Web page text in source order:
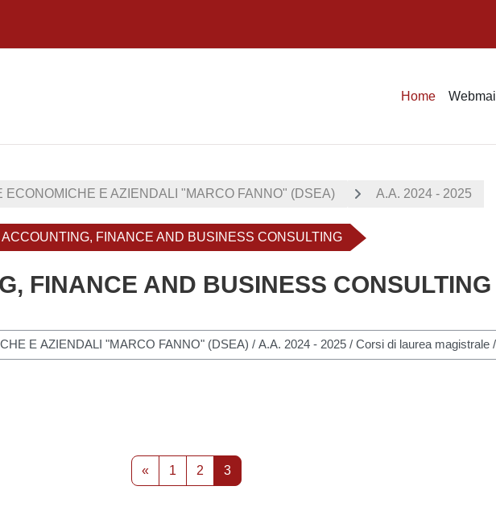
Home Webmail
ECONOMICHE E AZIENDALI "MARCO FANNO" (DSEA) A.A. 2024 - 2025
ACCOUNTING, FINANCE AND BUSINESS CONSULTING
FINANCE AND BUSINESS CONSULTING
«Pagina precedente
1 Pagina 1
2Pagina 2
3Pagina 3